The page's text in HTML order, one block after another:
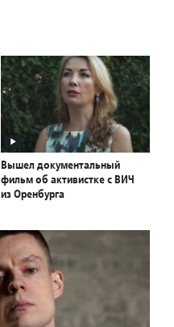
Вышел документальный
фильм об активистке с ВИЧ
из Оренбурга